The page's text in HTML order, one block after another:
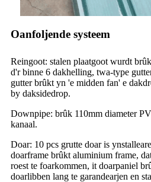
Oanfoljende systeem
Reingoot: stalen plaatgoot wurdt
d'r binne 6 dakhelling, twa-type
gutter brûkt yn 'e midden fan' e
by daksidedrop.
Downpipe: brûk 110mm diameter
kanaal.
Doar: 10 pcs grutte doar is
doarframe brûkt aluminium frame,
roest te foarkommen, it doarpaniel
doarlibben lang te garandearjen en